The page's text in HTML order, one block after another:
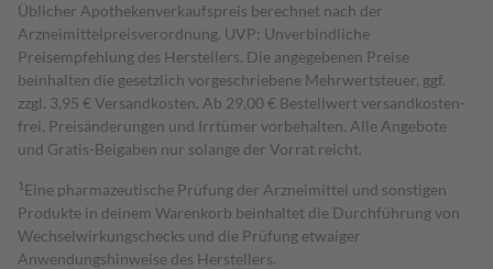
Üblicher Apothekenverkaufspreis berechnet nach der
Arzneimittelpreisverordnung. UVP: Unverbindliche
Preisempfehlung des Herstellers. Die angegebenen Preise
beinhalten die gesetzlich vorgeschriebene Mehrwertsteuer, ggf.
zzgl. 3,95 € Versandkosten. Ab 29,00 € Bestell­wert versand­kosten­
frei. Preisänderungen und Irrtümer vorbehalten. Alle Angebote
und Gratis-Beigaben nur solange der Vorrat reicht.
1 Eine pharmazeutische Prüfung der Arzneimittel und sonstigen
Produkte in deinem Warenkorb beinhaltet die Durchführung von
Wechselwirkungschecks und die Prüfung etwaiger
Anwendungshinweise des Herstellers.